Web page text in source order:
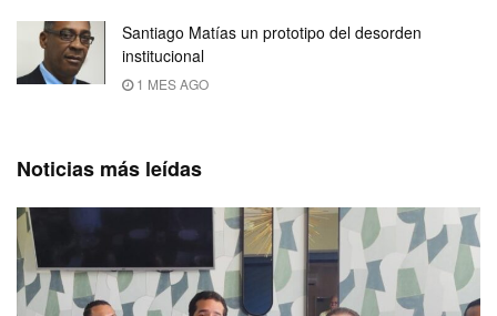
Santiago Matías un prototipo del desorden
institucional
1 MES AGO
Noticias más leídas